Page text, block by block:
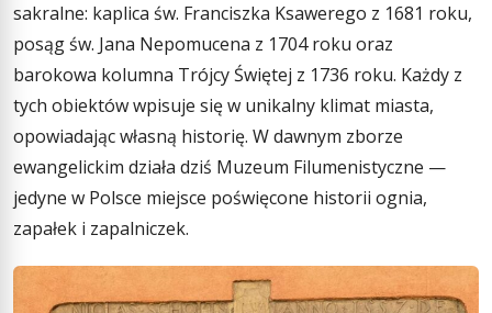
sakralne: kaplica św. Franciszka Ksawerego z 1681 roku,
posąg św. Jana Nepomucena z 1704 roku oraz
barokowa kolumna Trójcy Świętej z 1736 roku. Każdy z
tych obiektów wpisuje się w unikalny klimat miasta,
opowiadając własną historię. W dawnym zborze
ewangelickim działa dziś Muzeum Filumenistyczne —
jedyne w Polsce miejsce poświęcone historii ognia,
zapałek i zapalniczek.